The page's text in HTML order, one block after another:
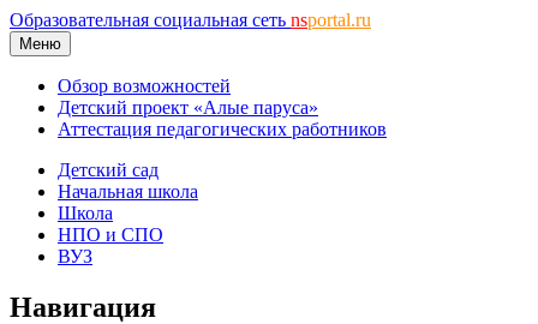
Образовательная социальная сеть nsportal.ru
Меню
Обзор возможностей
Детский проект «Алые паруса»
Аттестация педагогических работников
Детский сад
Начальная школа
Школа
НПО и СПО
ВУЗ
Навигация